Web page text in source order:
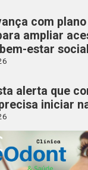
com
ampliar
estar social
alerta que
iniciar